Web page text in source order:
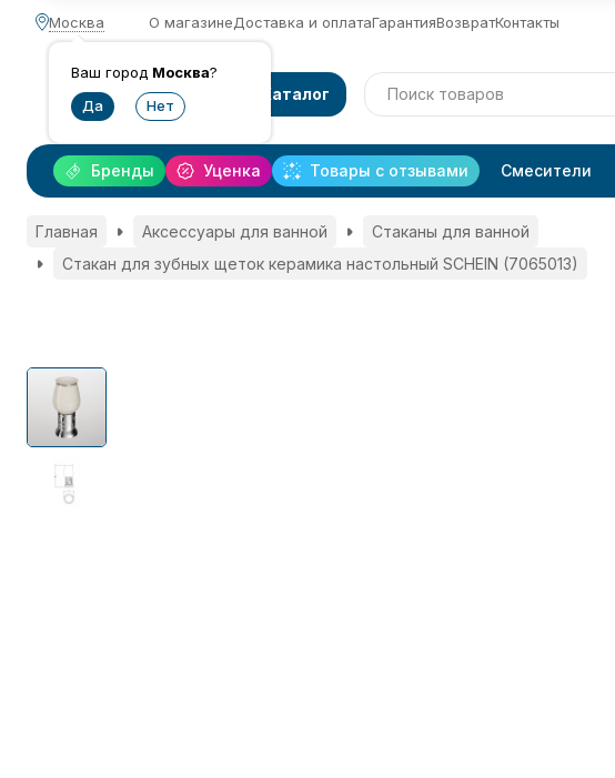
Москва
Ваш город Москва?
О магазинеДоставка и оплатаГарантияВозвратКонтакты
Каталог
Уценка Товары с отзывами
Бренды Смесители
Главная Аксессуары для ванной
Стаканы для ванной
Стакан для зубных щеток керамика настольный SCHEIN (7065013)